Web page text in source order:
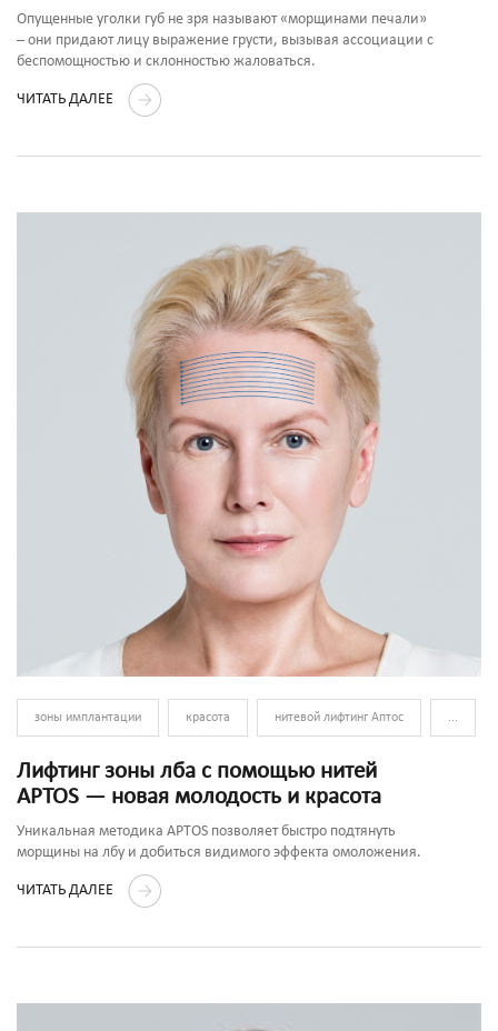
Опущенные уголки губ не зря называют «морщинами печали»
– они придают лицу выражение грусти, вызывая ассоциации с
беспомощностью и склонностью жаловаться.
ЧИТАТЬ ДАЛЕЕ
зоны имплантации красота нитевой лифтинг Аптос ...
Лифтинг зоны лба с помощью нитей
APTOS — новая молодость и красота
Уникальная методика APTOS позволяет быстро подтянуть
морщины на лбу и добиться видимого эффекта омоложения.
ЧИТАТЬ ДАЛЕЕ